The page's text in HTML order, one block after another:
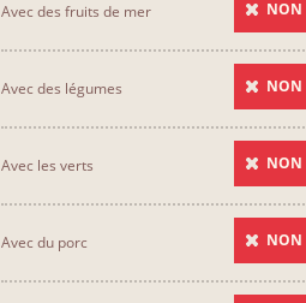
Avec des fruits de mer NON
Avec des légumes NON
Avec les verts NON
Avec du porc NON